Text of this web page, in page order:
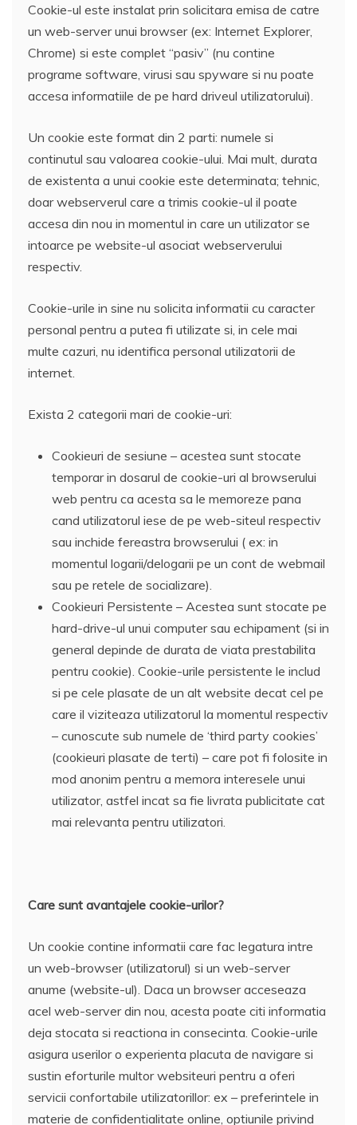
Cookie-ul este instalat prin solicitara emisa de catre
un web-server unui browser (ex: Internet Explorer,
Chrome) si este complet “pasiv” (nu contine
programe software, virusi sau spyware si nu poate
accesa informatiile de pe hard driveul utilizatorului).
Un cookie este format din 2 parti: numele si
continutul sau valoarea cookie-ului. Mai mult, durata
de existenta a unui cookie este determinata; tehnic,
doar webserverul care a trimis cookie-ul il poate
accesa din nou in momentul in care un utilizator se
intoarce pe website-ul asociat webserverului
respectiv.
Cookie-urile in sine nu solicita informatii cu caracter
personal pentru a putea fi utilizate si, in cele mai
multe cazuri, nu identifica personal utilizatorii de
internet.
Exista 2 categorii mari de cookie-uri:
Cookieuri de sesiune – acestea sunt stocate
temporar in dosarul de cookie-uri al browserului
web pentru ca acesta sa le memoreze pana
cand utilizatorul iese de pe web-siteul respectiv
sau inchide fereastra browserului ( ex: in
momentul logarii/delogarii pe un cont de webmail
sau pe retele de socializare).
Cookieuri Persistente – Acestea sunt stocate pe
hard-drive-ul unui computer sau echipament (si in
general depinde de durata de viata prestabilita
pentru cookie). Cookie-urile persistente le includ
si pe cele plasate de un alt website decat cel pe
care il viziteaza utilizatorul la momentul respectiv
– cunoscute sub numele de ‘third party cookies’
(cookieuri plasate de terti) – care pot fi folosite in
mod anonim pentru a memora interesele unui
utilizator, astfel incat sa fie livrata publicitate cat
mai relevanta pentru utilizatori.
Care sunt avantajele cookie-urilor?
Un cookie contine informatii care fac legatura intre
un web-browser (utilizatorul) si un web-server
anume (website-ul). Daca un browser acceseaza
acel web-server din nou, acesta poate citi informatia
deja stocata si reactiona in consecinta. Cookie-urile
asigura userilor o experienta placuta de navigare si
sustin eforturile multor websiteuri pentru a oferi
servicii confortabile utilizatorillor: ex – preferintele in
materie de confidentialitate online, optiunile privind